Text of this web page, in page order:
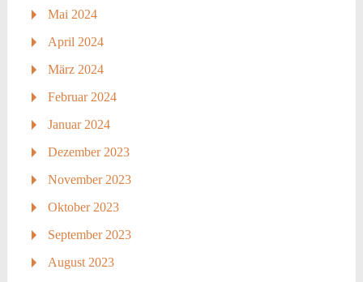
Mai 2024
April 2024
März 2024
Februar 2024
Januar 2024
Dezember 2023
November 2023
Oktober 2023
September 2023
August 2023